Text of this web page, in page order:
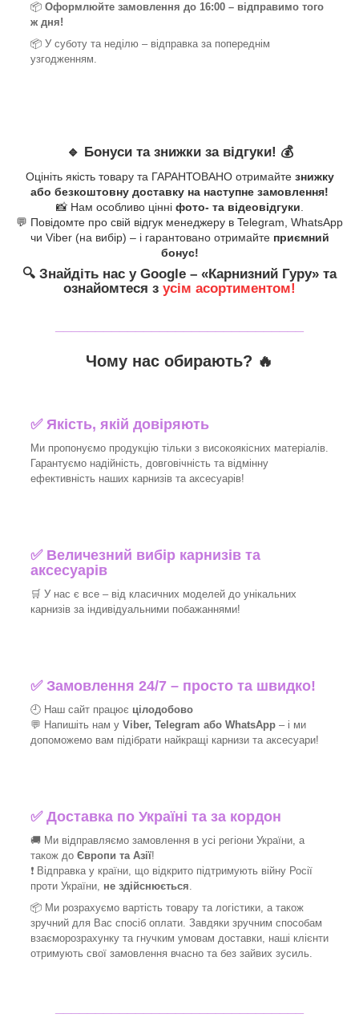
📦 Оформлюйте замовлення до 16:00 – відправимо того
ж дня!
📦 У суботу та неділю – відправка за попереднім
узгодженням.
🔹 Бонуси та знижки за відгуки! 💰
Оцініть якість товару та ГАРАНТОВАНО отримайте знижку
або безкоштовну доставку на наступне замовлення!
📸 Нам особливо цінні фото- та відеовідгуки
💬 Повідомте про свій відгук менеджеру в Telegram, WhatsApp
чи Viber (на вибір) – і гарантовано отримайте приємний
бонус!
🔍 Знайдіть нас у Google – «Карнизний Гуру» та
ознайомтеся з усім асортиментом!
Чому нас обирають? 🔥
✅Якість, якій довіряють
Ми пропонуємо продукцію тільки з високоякісних матеріалів.
Гарантуємо надійність, довговічність та відмінну
ефективність наших карнизів та аксесуарів!​
✅ Величезний вибір карнизів та
аксесуарів
🛒 У нас є все – від класичних моделей до унікальних
карнизів за індивідуальними побажаннями!​
✅Замовлення 24/7 – просто та швидко!
🕘 Наш сайт працює цілодобово
💬 Напишіть нам у Viber, Telegram або WhatsApp – і ми
допоможемо вам підібрати найкращі карнизи та аксесуари!
✅Доставка по Україні та за кордон
🚚 Ми відправляємо замовлення в усі регіони України, а
також до Європи та Азії!
❗ Відправка у країни, що відкрито підтримують війну Росії
проти України, не здійснюється.
📦 Ми розрахуємо вартість товару та логістики, а також
зручний для Вас спосіб оплати. Завдяки зручним способам
взаєморозрахунку та гнучким умовам доставки, наші клієнти
отримують свої замовлення вчасно та без зайвих зусиль.